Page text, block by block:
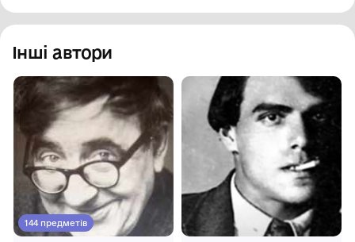
Інші автори
144 предметів